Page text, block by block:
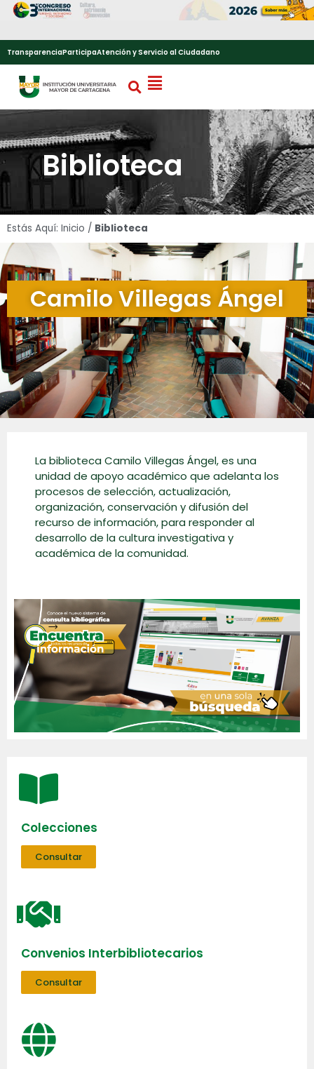
TransparenciaParticipaAtención y Servicio al Ciudadano
Biblioteca
Estás Aquí: Inicio / Biblioteca
Camilo Villegas Ángel
La biblioteca Camilo Villegas Ángel, es una
unidad de apoyo académico que adelanta los
procesos de selección, actualización,
organización, conservación y difusión del
recurso de información, para responder al
desarrollo de la cultura investigativa y
académica de la comunidad.
Colecciones
Consultar
Convenios Interbibliotecarios
Consultar